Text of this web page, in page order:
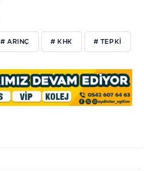
# ARINÇ # KHK # TEPKİ